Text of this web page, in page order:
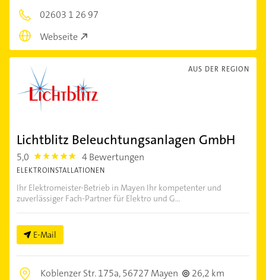
02603 1 26 97
Webseite
AUS DER REGION
Lichtblitz Beleuchtungsanlagen GmbH
5,0 5.0 4 Bewertungen
ELEKTROINSTALLATIONEN
Ihr Elektromeister-Betrieb in Mayen Ihr kompetenter und
zuverlässiger Fach-Partner für Elektro und G...
E-Mail
Koblenzer Str. 175a,56727 Mayen
26,2 km